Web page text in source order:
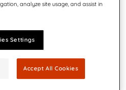
das eigene Unternehmen
und Zielen. Eine
wie sie Quadient mit
nahtlos an das Unternehmen
an und
analyze site usage, and assist in
Settings
Accept All Cookies